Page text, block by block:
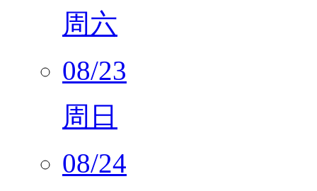
周六
08/23
周日
08/24